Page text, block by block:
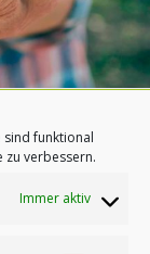
sind funktional
zu verbessern.
Immer aktiv